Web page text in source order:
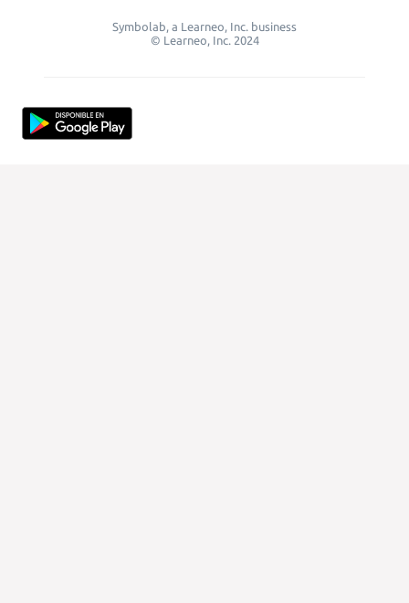
Symbolab, a Learneo, Inc. business
© Learneo, Inc. 2024